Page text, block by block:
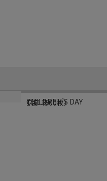
CHILDREN’S DAY
グロス
1袋（500枚）